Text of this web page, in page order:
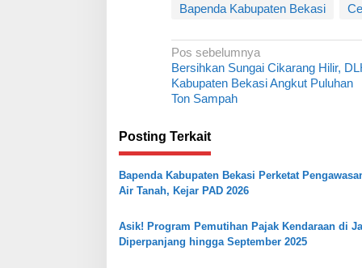
Bapenda Kabupaten Bekasi
N
a
v
g
a
s
p
Pos sebelumnya
Bersihkan Sungai Cikarang Hilir,
Kabupaten Bekasi Angkut Puluhan
Ton Sampah
Posting Terkait
Bapenda Kabupaten Bekasi Perketat
Air Tanah, Kejar PAD 2026
Asik! Program Pemutihan Pajak Kendaraan di
Diperpanjang hingga September 2025